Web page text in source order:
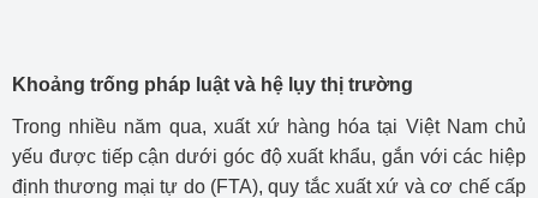
Khoảng trống pháp luật và hệ lụy thị trường
Trong nhiều năm qua, xuất xứ hàng hóa tại Việt Nam chủ
yếu được tiếp cận dưới góc độ xuất khẩu, gắn với các hiệp
định thương mại tự do (FTA), quy tắc xuất xứ và cơ chế cấp